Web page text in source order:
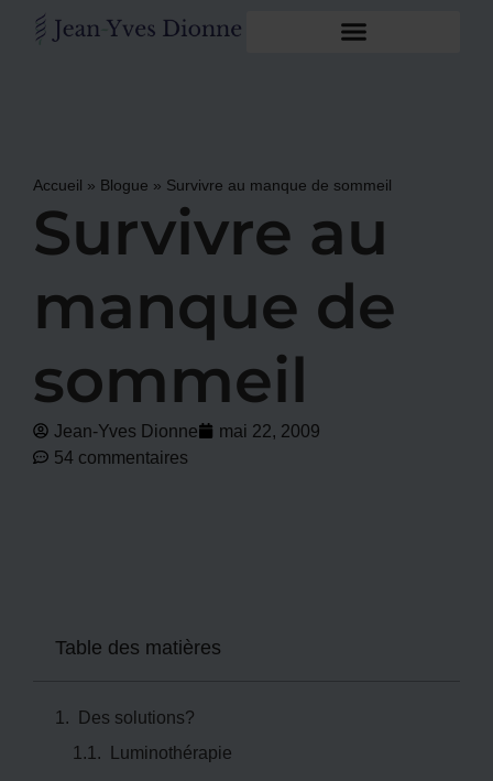
Accueil » Blogue » Survivre au manque de sommeil
Survivre au
manque de
sommeil
Jean-Yves Dionne
mai 22, 2009
54 commentaires
Table des matières
Des solutions?
Luminothérapie